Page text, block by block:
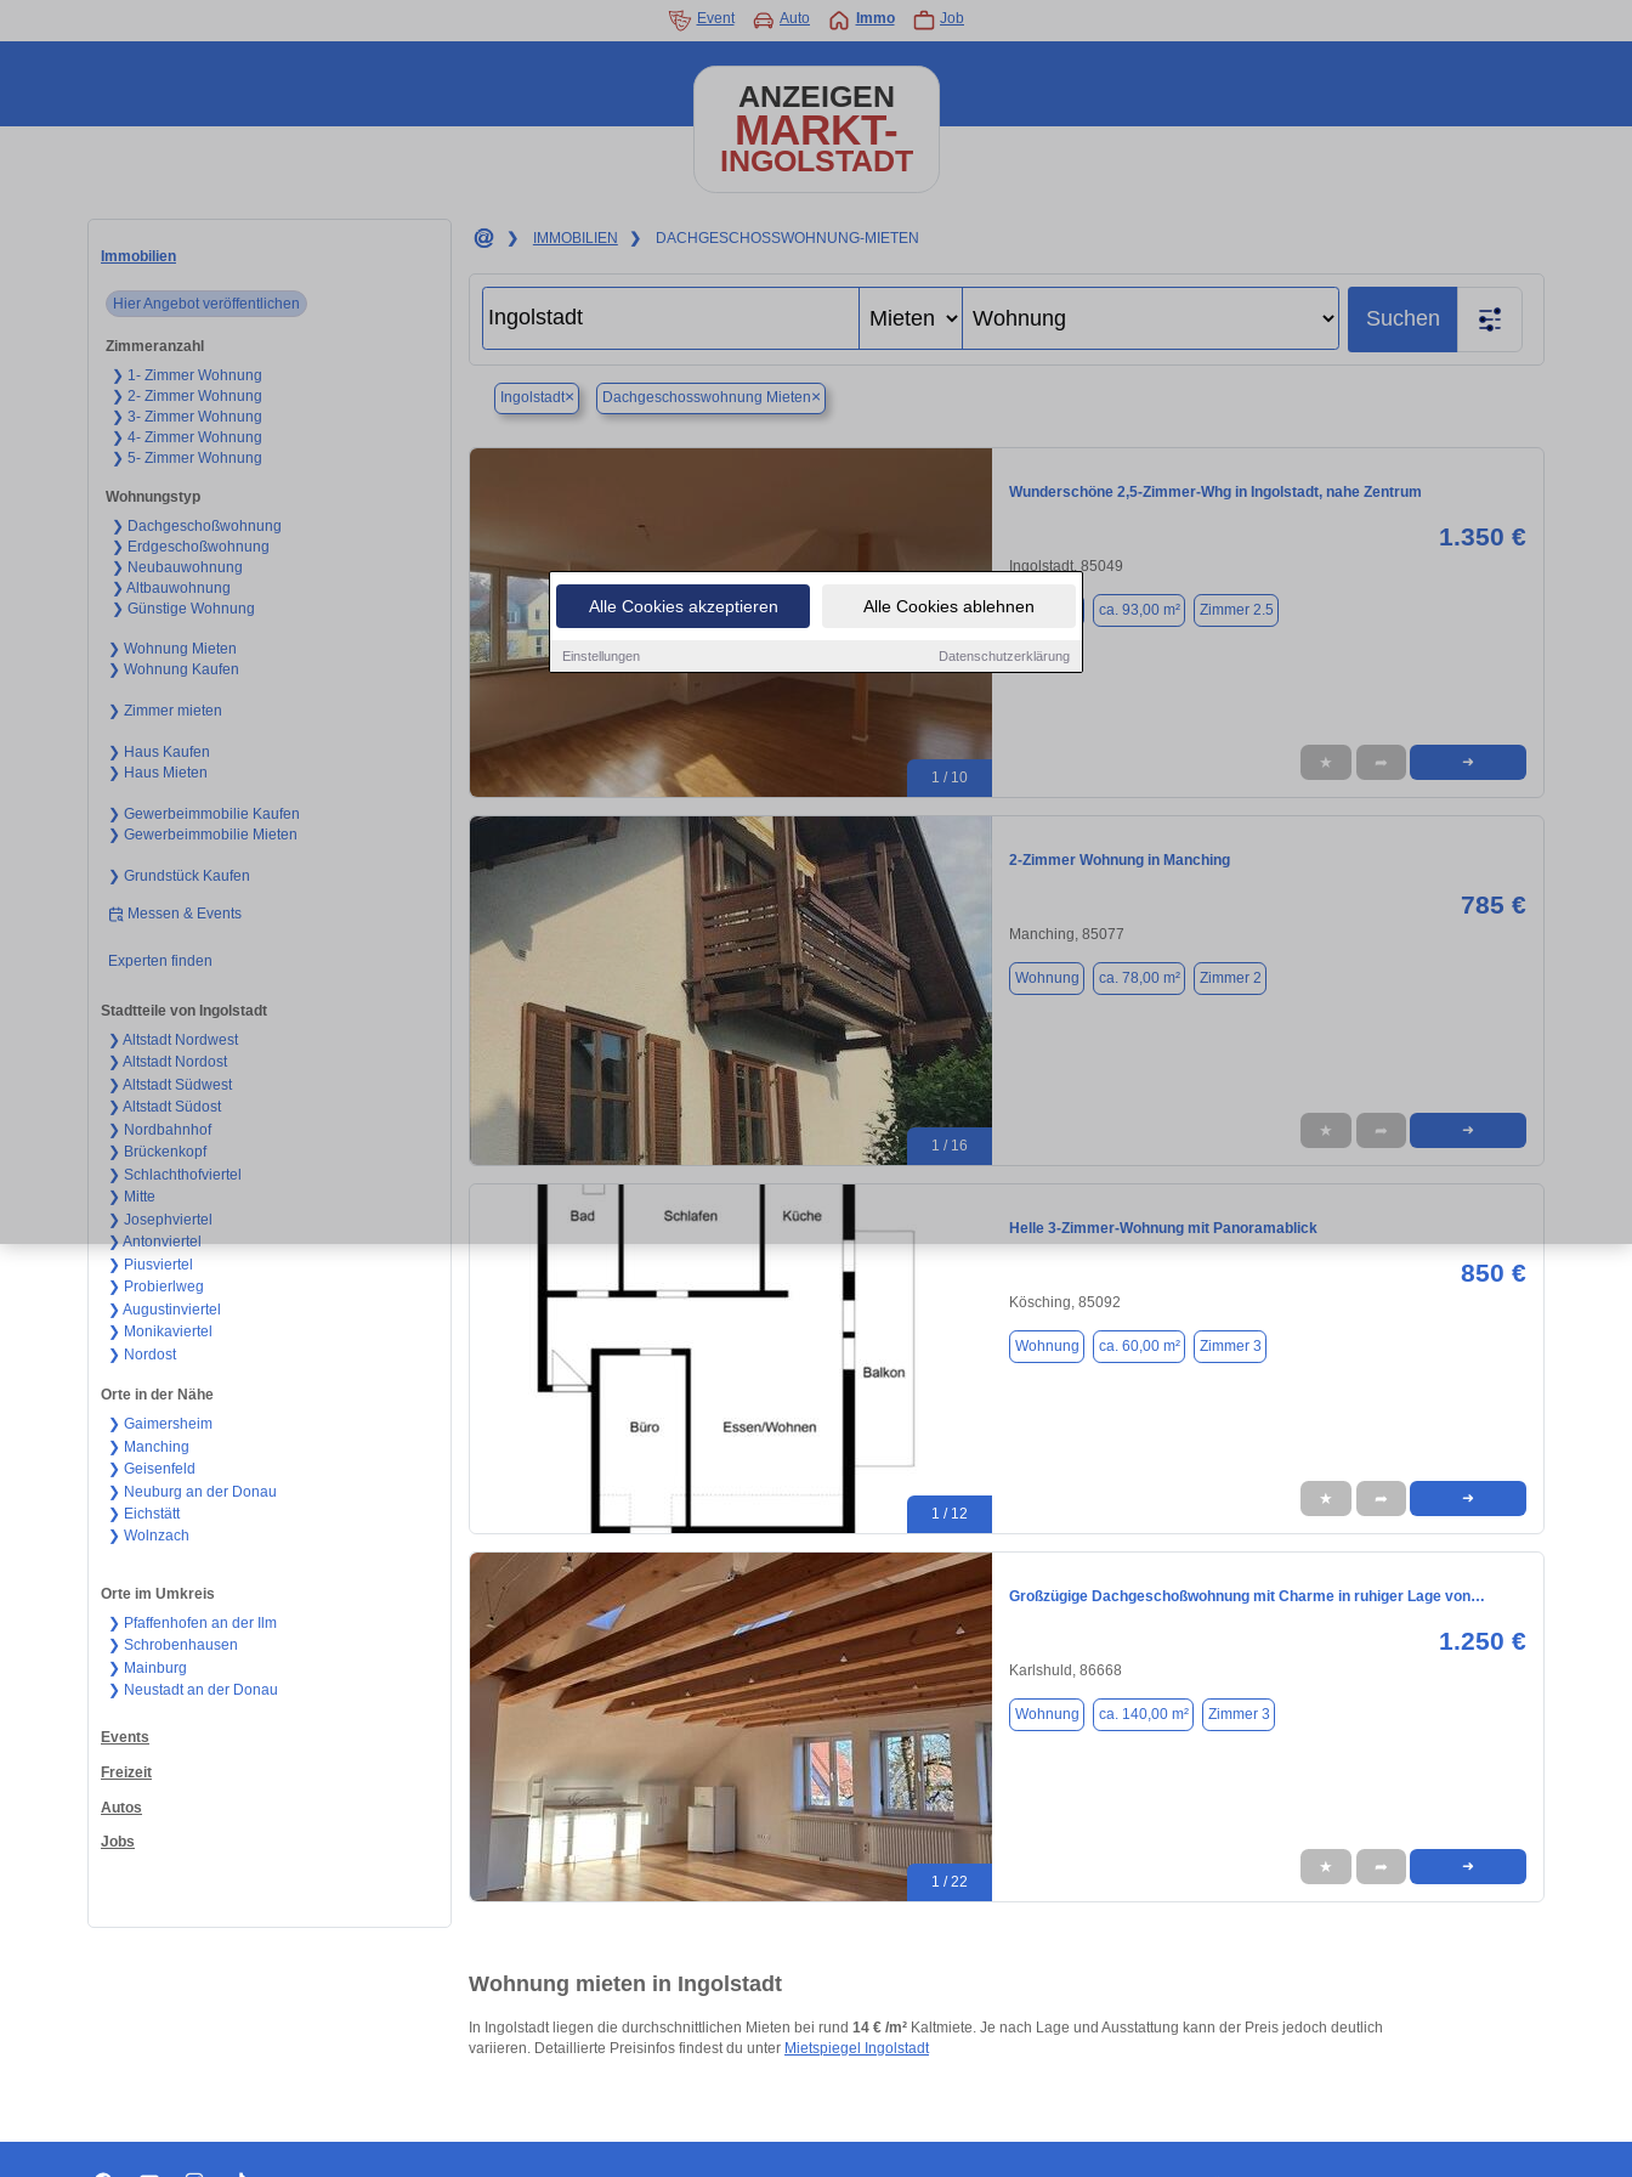
Alle Cookies akzeptieren Alle Cookies ablehnen
Einstellungen Datenschutzerklärung
Event Auto Immo Job
ANZEIGEN
MARKT-
INGOLSTADT
Immobilien
Hier Angebot veröffentlichen
Zimmeranzahl
❯ 1- Zimmer Wohnung
❯ 2- Zimmer Wohnung
❯ 3- Zimmer Wohnung
❯ 4- Zimmer Wohnung
❯ 5- Zimmer Wohnung
Wohnungstyp
❯ Dachgeschoßwohnung
❯ Erdgeschoßwohnung
❯ Neubauwohnung
❯ Altbauwohnung
❯ Günstige Wohnung
❯ Wohnung Mieten
❯ Wohnung Kaufen
❯ Zimmer mieten
❯ Haus Kaufen
❯ Haus Mieten
❯ Gewerbeimmobilie Kaufen
❯ Gewerbeimmobilie Mieten
❯ Grundstück Kaufen
Messen & Events
Experten finden
Stadtteile von Ingolstadt
❯ Altstadt Nordwest
❯ Altstadt Nordost
❯ Altstadt Südwest
❯ Altstadt Südost
❯ Nordbahnhof
❯ Brückenkopf
❯ Schlachthofviertel
❯ Mitte
❯ Josephviertel
❯ Antonviertel
❯ Piusviertel
❯ Probierlweg
❯ Augustinviertel
❯ Monikaviertel
❯ Nordost
Orte in der Nähe
❯ Gaimersheim
❯ Manching
❯ Geisenfeld
❯ Neuburg an der Donau
❯ Eichstätt
❯ Wolnzach
Orte im Umkreis
❯ Pfaffenhofen an der Ilm
❯ Schrobenhausen
❯ Mainburg
❯ Neustadt an der Donau
Events
Freizeit
Autos
Jobs
❯ IMMOBILIEN ❯ DACHGESCHOSSWOHNUNG-MIETEN
Suchen
Ingolstadt× Dachgeschosswohnung Mieten×
1 / 10
Wunderschöne 2,5-Zimmer-Whg in Ingolstadt, nahe Zentrum
1.350 €
Ingolstadt, 85049
Wohnung ca. 93,00 m² Zimmer 2.5
★ ➦ ➜
1 / 16
2-Zimmer Wohnung in Manching
785 €
Manching, 85077
Wohnung ca. 78,00 m² Zimmer 2
★ ➦ ➜
1 / 12
Helle 3-Zimmer-Wohnung mit Panoramablick
850 €
Kösching, 85092
Wohnung ca. 60,00 m² Zimmer 3
★ ➦ ➜
1 / 22
Großzügige Dachgeschoßwohnung mit Charme in ruhiger Lage von…
1.250 €
Karlshuld, 86668
Wohnung ca. 140,00 m² Zimmer 3
★ ➦ ➜
Wohnung mieten in Ingolstadt
In Ingolstadt liegen die durchschnittlichen Mieten bei rund 14 € /m² Kaltmiete. Je nach Lage und Ausstattung kann der Preis jedoch deutlich
variieren. Detaillierte Preisinfos findest du unter Mietspiegel Ingolstadt